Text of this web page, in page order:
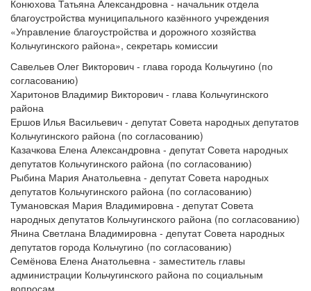
Конюхова Татьяна Александровна - начальник отдела
благоустройства муниципального казённого учреждения
«Управление благоустройства и дорожного хозяйства
Кольчугинского района», секретарь комиссии
Савельев Олег Викторович - глава города Кольчугино (по
согласованию)
Харитонов Владимир Викторович - глава Кольчугинского
района
Ершов Илья Васильевич - депутат Совета народных депутатов
Кольчугинского района (по согласованию)
Казачкова Елена Александровна - депутат Совета народных
депутатов Кольчугинского района (по согласованию)
Рыбина Мария Анатольевна - депутат Совета народных
депутатов Кольчугинского района (по согласованию)
Тумановская Мария Владимировна - депутат Совета
народных депутатов Кольчугинского района (по согласованию)
Янина Светлана Владимировна - депутат Совета народных
депутатов города Кольчугино (по согласованию)
Семёнова Елена Анатольевна - заместитель главы
администрации Кольчугинского района по социальным